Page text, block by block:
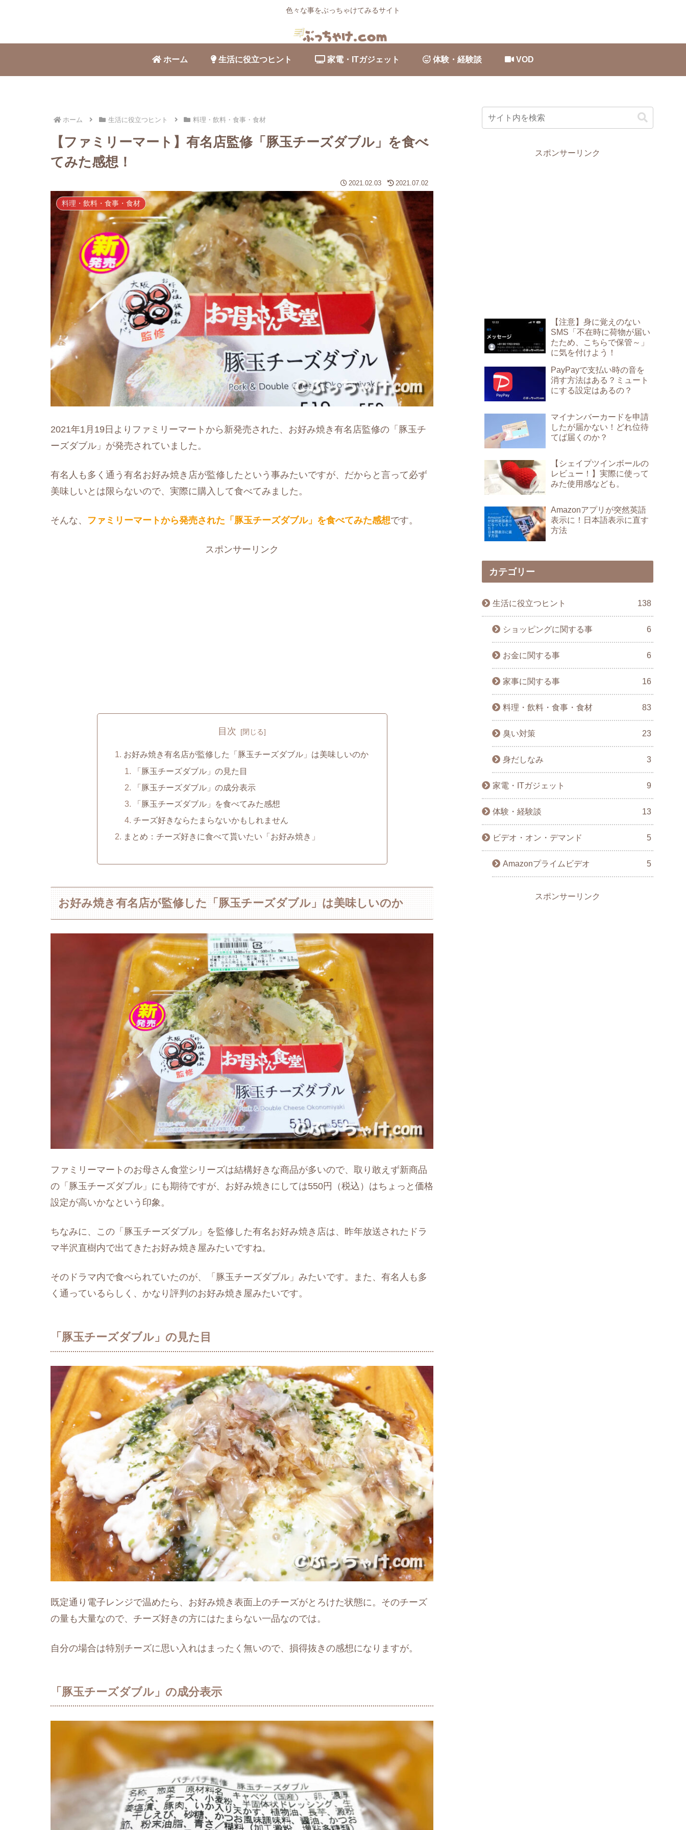
色々な事をぶっちゃけてみるサイト
ホーム 生活に役立つヒント 家電・ITガジェット 体験・経験談 VOD
ホーム 生活に役立つヒント 料理・飲料・食事・食材
【ファミリーマート】有名店監修「豚玉チーズダブル」を食べ
てみた感想！
2021.02.03 2021.07.02
料理・飲料・食事・食材
2021年1月19日よりファミリーマートから新発売された、お好み焼き有名店監修の「豚玉チ
ーズダブル」が発売されていました。
有名人も多く通う有名お好み焼き店が監修したという事みたいですが、だからと言って必ず
美味しいとは限らないので、実際に購入して食べてみました。
そんな、 ファミリーマートから発売された「豚玉チーズダブル」を食べてみた感想です。
スポンサーリンク
目次
お好み焼き有名店が監修した「豚玉チーズダブル」は美味しいのか
「豚玉チーズダブル」の見た目
「豚玉チーズダブル」の成分表示
「豚玉チーズダブル」を食べてみた感想
チーズ好きならたまらないかもしれません
まとめ：チーズ好きに食べて貰いたい「お好み焼き」
お好み焼き有名店が監修した「豚玉チーズダブル」は美味しいのか
ファミリーマートのお母さん食堂シリーズは結構好きな商品が多いので、取り敢えず新商品
の「豚玉チーズダブル」にも期待ですが、お好み焼きにしては550円（税込）はちょっと価格
設定が高いかなという印象。
ちなみに、この「豚玉チーズダブル」を監修した有名お好み焼き店は、昨年放送されたドラ
マ半沢直樹内で出てきたお好み焼き屋みたいですね。
そのドラマ内で食べられていたのが、「豚玉チーズダブル」みたいです。また、有名人も多
く通っているらしく、かなり評判のお好み焼き屋みたいです。
「豚玉チーズダブル」の見た目
既定通り電子レンジで温めたら、お好み焼き表面上のチーズがとろけた状態に。そのチーズ
の量も大量なので、チーズ好きの方にはたまらない一品なのでは。
自分の場合は特別チーズに思い入れはまったく無いので、損得抜きの感想になりますが。
「豚玉チーズダブル」の成分表示
スポンサーリンク
【注意】身に覚えのない
SMS「不在時に荷物が届い
たため、こちらで保管～」
に気を付けよう！
PayPayで支払い時の音を
消す方法はある？ミュート
にする設定はあるの？
マイナンバーカードを申請
したが届かない！どれ位待
てば届くのか？
【シェイプツインボールの
レビュー！】実際に使って
みた使用感なども。
Amazonアプリが突然英語
表示に！日本語表示に直す
方法
カテゴリー
生活に役立つヒント 138
ショッピングに関する事 6
お金に関する事 6
家事に関する事 16
料理・飲料・食事・食材 83
臭い対策 23
身だしなみ 3
家電・ITガジェット 9
体験・経験談 13
ビデオ・オン・デマンド 5
Amazonプライムビデオ 5
スポンサーリンク